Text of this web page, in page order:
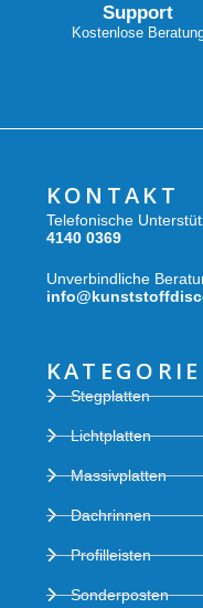
Support
Kostenlose
KONTAKT
Telefonische
4140 0369
Unverbindliche
Stegplatten
Lichtplatten
Massivplatten
Dachrinnen
Profilleisten
Sonderposten